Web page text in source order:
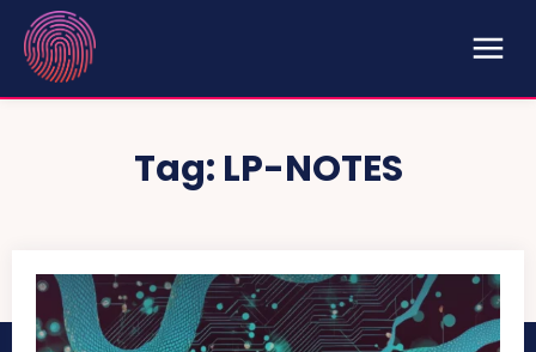
Tag: LP-NOTES